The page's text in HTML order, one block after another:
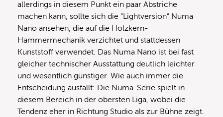
allerdings in diesem Punkt ein paar Abstriche
machen kann, sollte sich die “Lightversion” Numa
Nano ansehen, die auf die Holzkern-
Hammermechanik verzichtet und stattdessen
Kunststoff verwendet. Das Numa Nano ist bei fast
gleicher technischer Ausstattung deutlich leichter
und wesentlich günstiger. Wie auch immer die
Entscheidung ausfällt: Die Numa-Serie spielt in
diesem Bereich in der obersten Liga, wobei die
Tendenz eher in Richtung Studio als zur Bühne zeigt.